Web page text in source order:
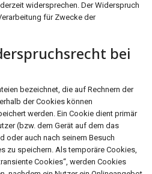
widersprechen. Der Widerspruch
für Zwecke der
bei
bezeichnet, die auf Rechnern der
der Cookies können
werden. Ein Cookie dient primär
(bzw. dem Gerät auf dem das
oder auch nach seinem Besuch
zu speichern. Als temporäre Cookies,
Cookies“, werden Cookies